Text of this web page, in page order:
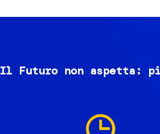
Il Futuro non aspetta: